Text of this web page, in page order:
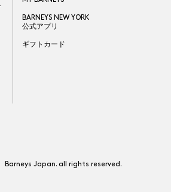
BARNEYS NEW YORK
公式アプリ
ギフトカード
Barneys Japan. all rights reserved.